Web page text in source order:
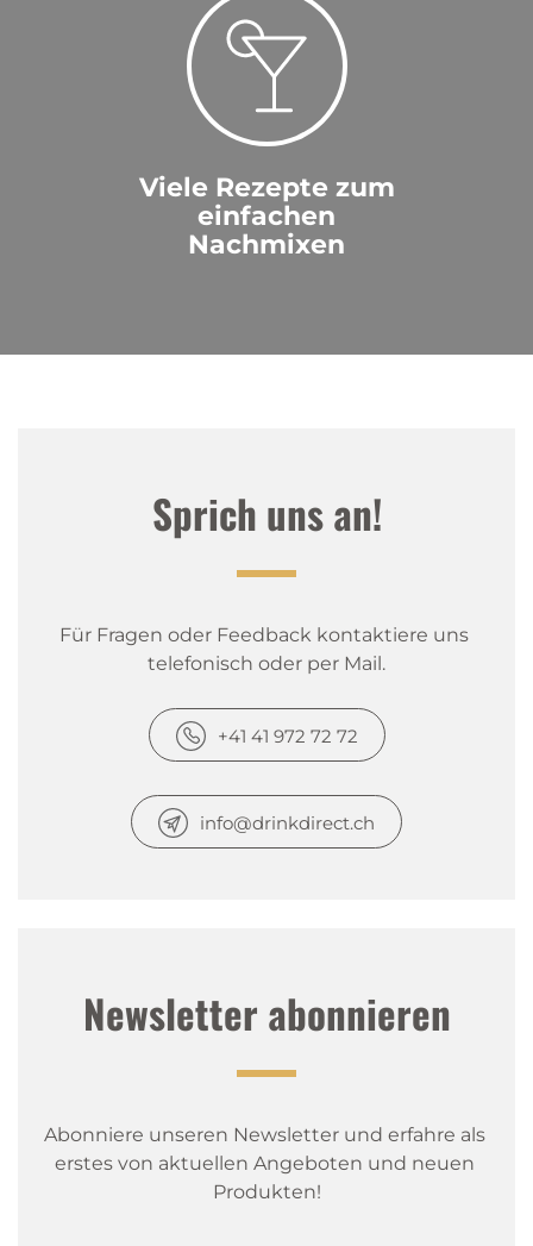
Viele Rezepte zum
einfachen
Nachmixen
Sprich uns an!
Für Fragen oder Feedback kontaktiere uns
telefonisch oder per Mail.
+41 41 972 72 72
info@drinkdirect.ch
Newsletter abonnieren
Abonniere unseren Newsletter und erfahre als
erstes von aktuellen Angeboten und neuen
Produkten!